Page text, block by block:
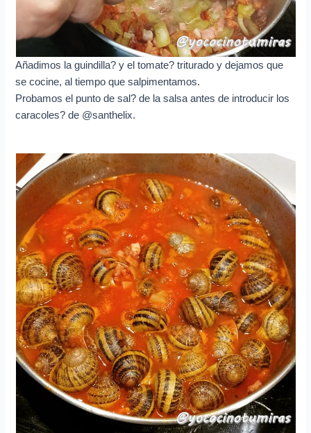
Añadimos la guindilla?️ y el tomate? triturado y dejamos que
se cocine, al tiempo que salpimentamos.
Probamos el punto de sal? de la salsa antes de introducir los
caracoles? de @santhelix.